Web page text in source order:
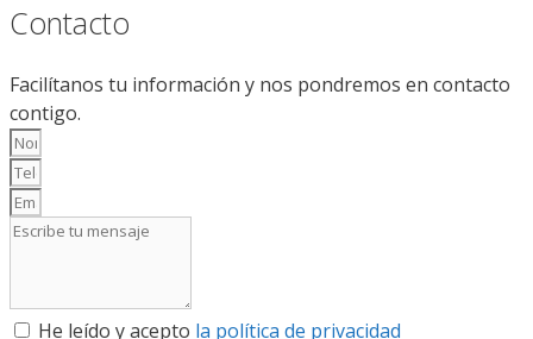
Contacto
Facilítanos tu información y nos pondremos en contacto
contigo.
He leído y acepto la política de privacidad